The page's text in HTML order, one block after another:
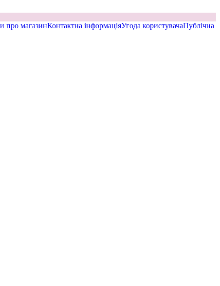
про магазинКонтактна інформаціяУгода користувачаПублічна